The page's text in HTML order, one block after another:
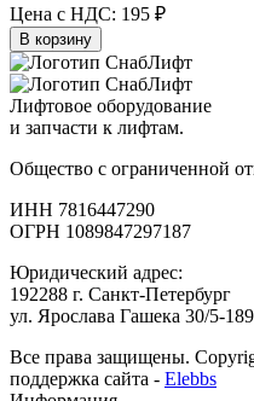
Цена с НДС: 195 ₽
В корзину
Лифтовое оборудование
и запчасти к лифтам.
Общество с ограниченной
ИНН 7816447290
ОГРН 1089847297187
Юридический адрес:
192288 г. Санкт-Петербург
ул. Ярослава Гашека 30/5-189
Все права защищены.
поддержка сайта - Elebbs